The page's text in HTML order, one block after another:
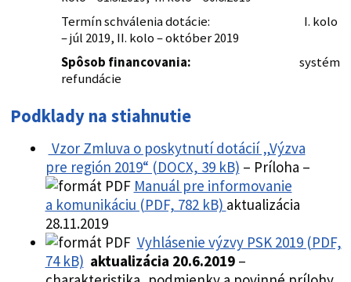
Termín schválenia dotácie: I. kolo
– júl 2019, II. kolo – október 2019
Spôsob financovania: systém
refundácie
Podklady na stiahnutie
Vzor Zmluva o poskytnutí dotácií „Výzva
pre región 2019“ (DOCX, 39 kB) – Príloha –
Manuál pre informovanie
a komunikáciu (PDF, 782 kB) aktualizácia
28.11.2019
Vyhlásenie výzvy PSK 2019 (PDF,
74 kB) aktualizácia 20.6.2019 –